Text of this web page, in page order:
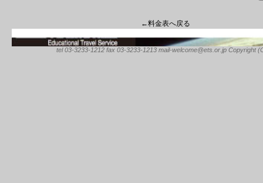
←料金表へ戻る
tel 03-3233-1212 fax 03-3233-1213 mail-welcome@ets.or.jp Copyright